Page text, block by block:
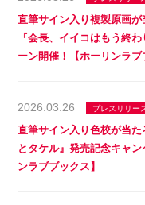
直筆サイン入り複製原画
『会長、イイコはもう終
ーン開催！【ホーリンラブ
2026.03.26 プレスリリー
直筆サイン入り色校が当
とタケル』発売記念キャ
ンラブブックス】